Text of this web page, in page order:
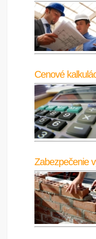
Cenové
Zabezpečenie